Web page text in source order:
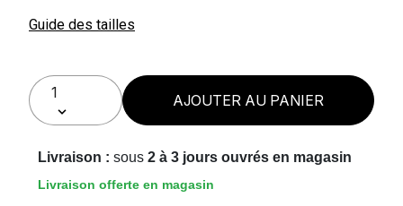
Guide des tailles
AJOUTER AU PANIER
Livraison : sous 2 à 3 jours ouvrés en magasin
Livraison offerte en magasin